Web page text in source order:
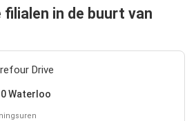
filialen in de buurt van
Drive
Waterloo